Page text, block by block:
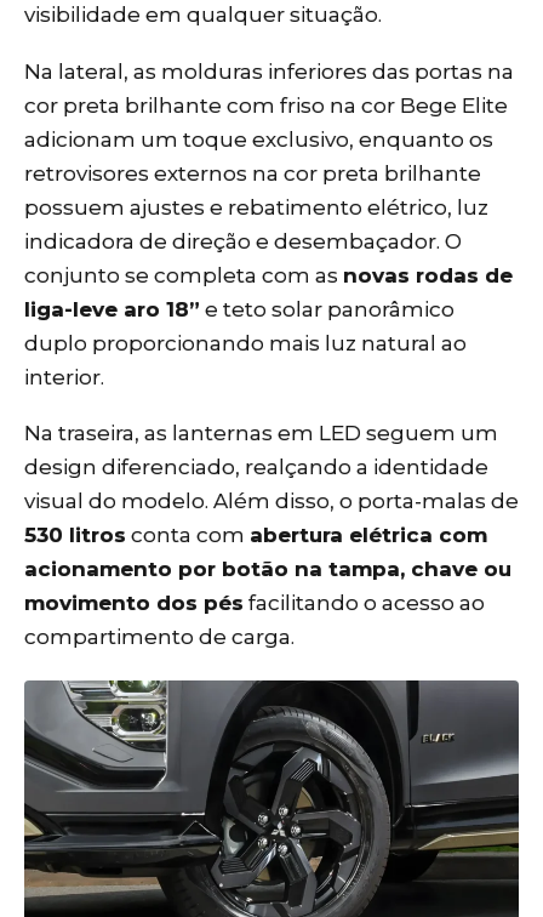
visibilidade em qualquer situação.
Na lateral, as molduras inferiores das portas na
cor preta brilhante com friso na cor Bege Elite
adicionam um toque exclusivo, enquanto os
retrovisores externos na cor preta brilhante
possuem ajustes e rebatimento elétrico, luz
indicadora de direção e desembaçador. O
conjunto se completa com as novas rodas de
liga-leve aro 18” e teto solar panorâmico
duplo proporcionando mais luz natural ao
interior.
Na traseira, as lanternas em LED seguem um
design diferenciado, realçando a identidade
visual do modelo. Além disso, o porta-malas de
530 litros conta com abertura elétrica com
acionamento por botão na tampa, chave ou
movimento dos pés facilitando o acesso ao
compartimento de carga.